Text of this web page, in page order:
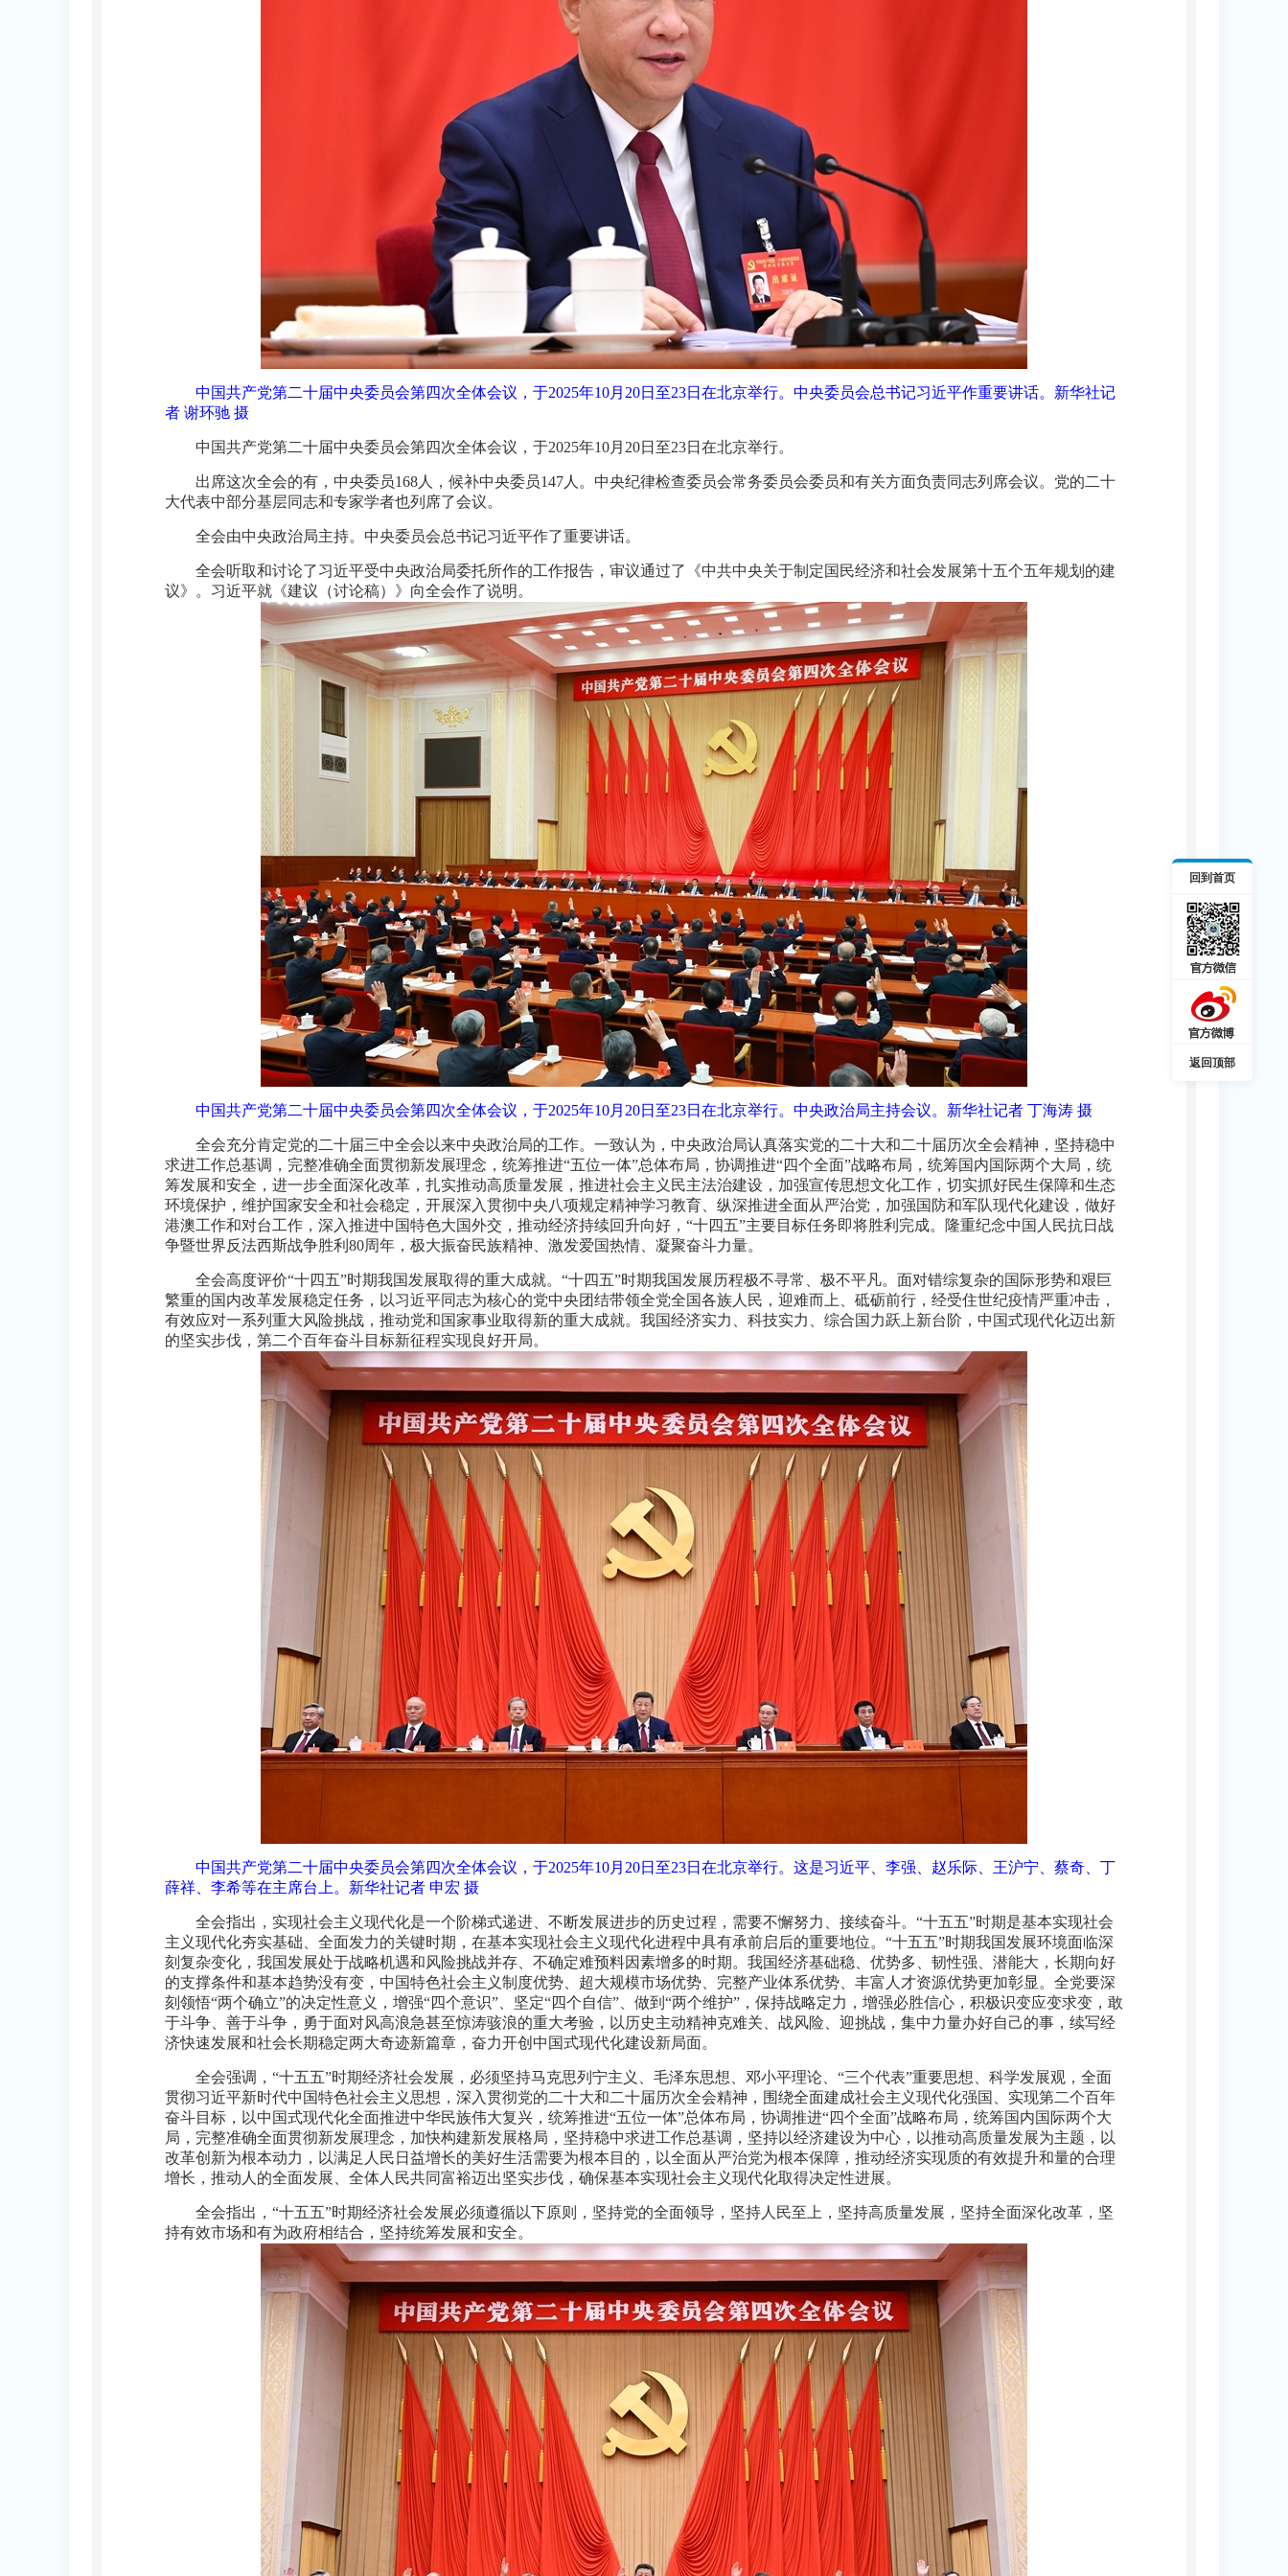
回到首页
返回顶部
中国共产党第二十届中央委员会第四次全体会议，于2025年10月20日至23日在北京举行。中央委员会总书记习近平作重要讲话。 新华社记
者 谢环驰 摄
中国共产党第二十届中央委员会第四次全体会议，于2025年10月20日至23日在北京举行。
出席这次全会的有，中央委员168人，候补中央委员147人。中央纪律检查委员会常务委员会委员和有关方面负责同志列席会议。党的二十
大代表中部分基层同志和专家学者也列席了会议。
全会由中央政治局主持。中央委员会总书记习近平作了重要讲话。
全会听取和讨论了习近平受中央政治局委托所作的工作报告，审议通过了《中共中央关于制定国民经济和社会发展第十五个五年规划的建
议》。习近平就《建议（讨论稿）》向全会作了说明。
中国共产党第二十届中央委员会第四次全体会议，于2025年10月20日至23日在北京举行。中央政治局主持会议。 新华社记者 丁海涛 摄
全会充分肯定党的二十届三中全会以来中央政治局的工作。一致认为，中央政治局认真落实党的二十大和二十届历次全会精神，坚持稳中
求进工作总基调，完整准确全面贯彻新发展理念，统筹推进“五位一体”总体布局，协调推进“四个全面”战略布局，统筹国内国际两个大局，统
筹发展和安全，进一步全面深化改革，扎实推动高质量发展，推进社会主义民主法治建设，加强宣传思想文化工作，切实抓好民生保障和生态
环境保护，维护国家安全和社会稳定，开展深入贯彻中央八项规定精神学习教育、纵深推进全面从严治党，加强国防和军队现代化建设，做好
港澳工作和对台工作，深入推进中国特色大国外交，推动经济持续回升向好，“十四五”主要目标任务即将胜利完成。隆重纪念中国人民抗日战
争暨世界反法西斯战争胜利80周年，极大振奋民族精神、激发爱国热情、凝聚奋斗力量。
全会高度评价“十四五”时期我国发展取得的重大成就。“十四五”时期我国发展历程极不寻常、极不平凡。面对错综复杂的国际形势和艰巨
繁重的国内改革发展稳定任务，以习近平同志为核心的党中央团结带领全党全国各族人民，迎难而上、砥砺前行，经受住世纪疫情严重冲击，
有效应对一系列重大风险挑战，推动党和国家事业取得新的重大成就。我国经济实力、科技实力、综合国力跃上新台阶，中国式现代化迈出新
的坚实步伐，第二个百年奋斗目标新征程实现良好开局。
中国共产党第二十届中央委员会第四次全体会议，于2025年10月20日至23日在北京举行。这是习近平、李强、赵乐际、王沪宁、蔡奇、丁
薛祥、李希等在主席台上。 新华社记者 申宏 摄
全会指出，实现社会主义现代化是一个阶梯式递进、不断发展进步的历史过程，需要不懈努力、接续奋斗。“十五五”时期是基本实现社会
主义现代化夯实基础、全面发力的关键时期，在基本实现社会主义现代化进程中具有承前启后的重要地位。“十五五”时期我国发展环境面临深
刻复杂变化，我国发展处于战略机遇和风险挑战并存、不确定难预料因素增多的时期。我国经济基础稳、优势多、韧性强、潜能大，长期向好
的支撑条件和基本趋势没有变，中国特色社会主义制度优势、超大规模市场优势、完整产业体系优势、丰富人才资源优势更加彰显。全党要深
刻领悟“两个确立”的决定性意义，增强“四个意识”、坚定“四个自信”、做到“两个维护”，保持战略定力，增强必胜信心，积极识变应变求变，敢
于斗争、善于斗争，勇于面对风高浪急甚至惊涛骇浪的重大考验，以历史主动精神克难关、战风险、迎挑战，集中力量办好自己的事，续写经
济快速发展和社会长期稳定两大奇迹新篇章，奋力开创中国式现代化建设新局面。
全会强调，“十五五”时期经济社会发展，必须坚持马克思列宁主义、毛泽东思想、邓小平理论、“三个代表”重要思想、科学发展观，全面
贯彻习近平新时代中国特色社会主义思想，深入贯彻党的二十大和二十届历次全会精神，围绕全面建成社会主义现代化强国、实现第二个百年
奋斗目标，以中国式现代化全面推进中华民族伟大复兴，统筹推进“五位一体”总体布局，协调推进“四个全面”战略布局，统筹国内国际两个大
局，完整准确全面贯彻新发展理念，加快构建新发展格局，坚持稳中求进工作总基调，坚持以经济建设为中心，以推动高质量发展为主题，以
改革创新为根本动力，以满足人民日益增长的美好生活需要为根本目的，以全面从严治党为根本保障，推动经济实现质的有效提升和量的合理
增长，推动人的全面发展、全体人民共同富裕迈出坚实步伐，确保基本实现社会主义现代化取得决定性进展。
全会指出，“十五五”时期经济社会发展必须遵循以下原则，坚持党的全面领导，坚持人民至上，坚持高质量发展，坚持全面深化改革，坚
持有效市场和有为政府相结合，坚持统筹发展和安全。